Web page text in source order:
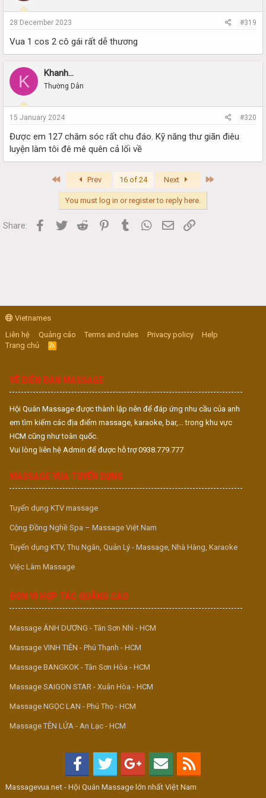
28 December 2023 #319
Vua 1 cos 2 cô gái rất dễ thương
K Khanh…
Thường Dân
15 January 2024 #320
Được em 127 chăm sóc rất chu đáo. Kỹ năng thư giãn điêu
luyện làm tôi đê mê quên cả lối về
First Prev 16 of 24 Next
You must log in or register to reply here.
Share: Facebook
Twitter Reddit PinterestTumblr WhatsApp
Email
Vietnames
Liên hệ
Quảng cáo Terms and rules Privacy policy
Help
Trang chủ
R
S
VỀ DIỄN ĐÀN MASSAGE
Hội Quán Massage được thành lập nên để đáp ứng nhu cầu của anh
em tìm kiếm các địa điểm massage, karaoke, bar,... trong khu vực
HCM cũng như toàn quốc.
Vui lòng liên hệ Admin để được hỗ trợ 0938.779.777
MASSAGE VUA TUYỂN DỤNG
Tuyển dụng KTV massage
Cộng Đồng Nghề Spa – Massage Việt Nam
Tuyển dụng KTV, Thu Ngân, Quản Lý - Massage, Nhà Hàng, Karaoke
Việc Làm Massage
ĐƠN VỊ HỢP TÁC QUẢNG CÁO
Massage ÁNH DƯƠNG - Tân Sơn Nhì - HCM
Massage VINH TIÊN - Phú Thạnh - HCM
Massage BANGKOK - Tân Sơn Hòa - HCM
Massage SAIGON STAR - Xuân Hòa - HCM
Massage NGỌC LAN - Phú Thọ - HCM
Massage TÊN LỬA - An Lạc - HCM
Massagevua.net - Hội Quán Massage lớn nhất Việt Nam